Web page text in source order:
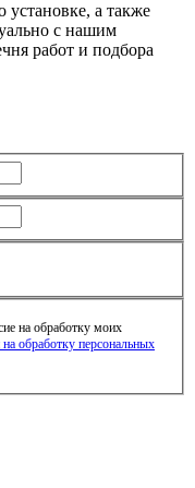
а также
с нашим
работ и подбора
на обработку моих
на обработку персональных